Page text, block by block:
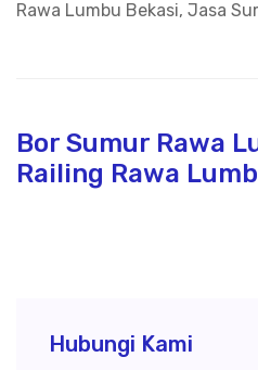
Rawa Lumbu Bekasi, Jasa
Bor Sumur Rawa
Railing Rawa
Hubungi Kami